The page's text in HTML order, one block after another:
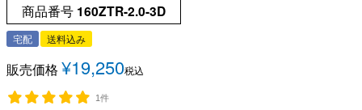
商品番号 160ZTR-2.0-3D
宅配 送料込み
販売価格 ¥19,250税込
1件